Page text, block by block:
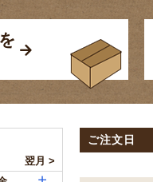
ご注文日